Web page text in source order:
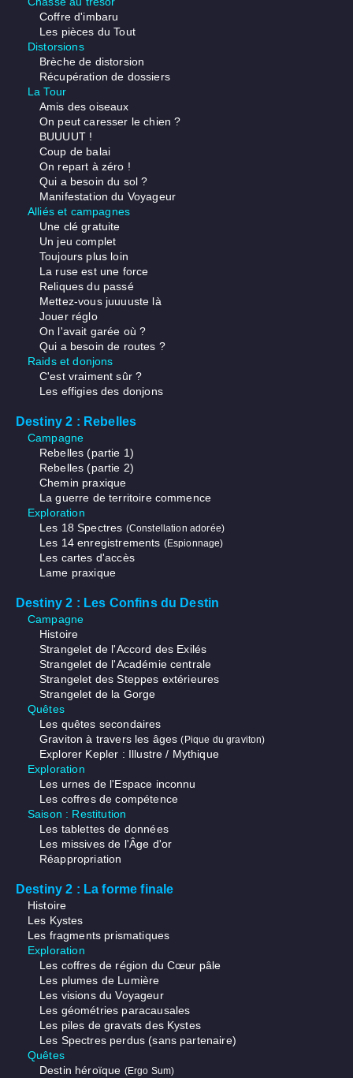
Coffre d'imbaru
Les pièces du Tout
Distorsions
Brèche de distorsion
Récupération de dossiers
La Tour
Amis des oiseaux
On peut caresser le chien ?
BUUUUT !
Coup de balai
On repart à zéro !
Qui a besoin du sol ?
Manifestation du Voyageur
Alliés et campagnes
Une clé gratuite
Un jeu complet
Toujours plus loin
La ruse est une force
Reliques du passé
Mettez-vous juuuuste là
Jouer réglo
On l'avait garée où ?
Qui a besoin de routes ?
Raids et donjons
C'est vraiment sûr ?
Les effigies des donjons
Destiny 2 : Rebelles
Campagne
Rebelles (partie 1)
Rebelles (partie 2)
Chemin praxique
La guerre de territoire commence
Exploration
Les 18 Spectres (Constellation adorée)
Les 14 enregistrements (Espionnage)
Les cartes d'accès
Lame praxique
Destiny 2 : Les Confins du Destin
Campagne
Histoire
Strangelet de l'Accord des Exilés
Strangelet de l'Académie centrale
Strangelet des Steppes extérieures
Strangelet de la Gorge
Quêtes
Les quêtes secondaires
Graviton à travers les âges(Pique du graviton)
Explorer Kepler : Illustre / Mythique
Exploration
Les urnes de l'Espace inconnu
Les coffres de compétence
Saison : Restitution
Les tablettes de données
Les missives de l'Âge d'or
Réappropriation
Destiny 2 : La forme finale
Histoire
Les Kystes
Les fragments prismatiques
Exploration
Les coffres de région du Cœur pâle
Les plumes de Lumière
Les visions du Voyageur
Les géométries paracausales
Les piles de gravats des Kystes
Les Spectres perdus (sans partenaire)
Quêtes
Destin héroïque (Ergo Sum)